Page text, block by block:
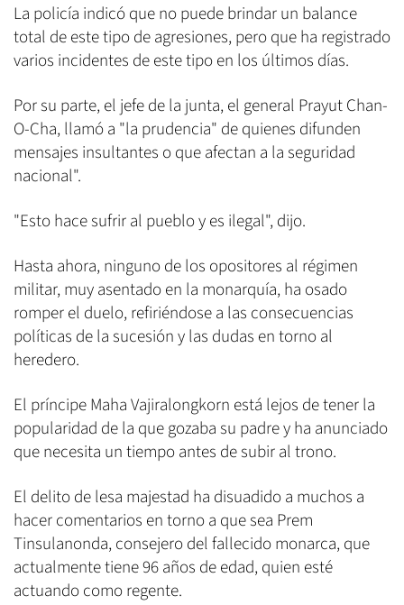
La policía indicó que no puede brindar un balance
total de este tipo de agresiones, pero que ha registrado
varios incidentes de este tipo en los últimos días.
Por su parte, el jefe de la junta, el general Prayut Chan-
O-Cha, llamó a "la prudencia" de quienes difunden
mensajes insultantes o que afectan a la seguridad
nacional".
"Esto hace sufrir al pueblo y es ilegal", dijo.
Hasta ahora, ninguno de los opositores al régimen
militar, muy asentado en la monarquía, ha osado
romper el duelo, refiriéndose a las consecuencias
políticas de la sucesión y las dudas en torno al
heredero.
El príncipe Maha Vajiralongkorn está lejos de tener la
popularidad de la que gozaba su padre y ha anunciado
que necesita un tiempo antes de subir al trono.
El delito de lesa majestad ha disuadido a muchos a
hacer comentarios en torno a que sea Prem
Tinsulanonda, consejero del fallecido monarca, que
actualmente tiene 96 años de edad, quien esté
actuando como regente.